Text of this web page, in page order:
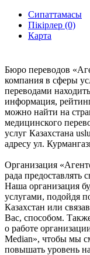
Сипаттамасы
Пікірлер (0)
Карта
Бюро переводов
компания в сферы
переводами
информация,
можно найти на
медицинского
услуг Казахстана
адресу ул.
Организация
рада предоставлять
Наша организация
услугами, подойдя
Казахстан или
Вас, способом.
о работе
Median», чтобы мы
повышать уровень